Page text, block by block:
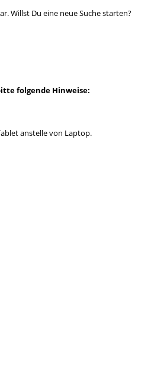
Willst Du eine neue Suche starten?
folgende Hinweise:
anstelle von Laptop.